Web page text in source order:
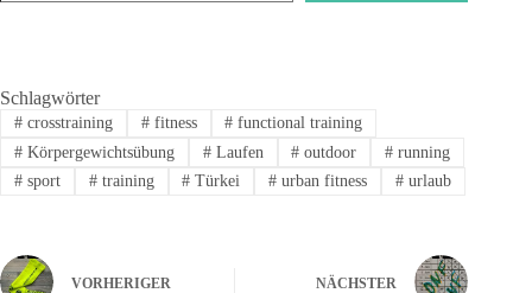
Schlagwörter
#crosstraining #fitness # functional training
#Körpergewichtsübung #Laufen # outdoor # running
#sport #training # Türkei # urban fitness # urlaub
VORHERIGER NÄCHSTER